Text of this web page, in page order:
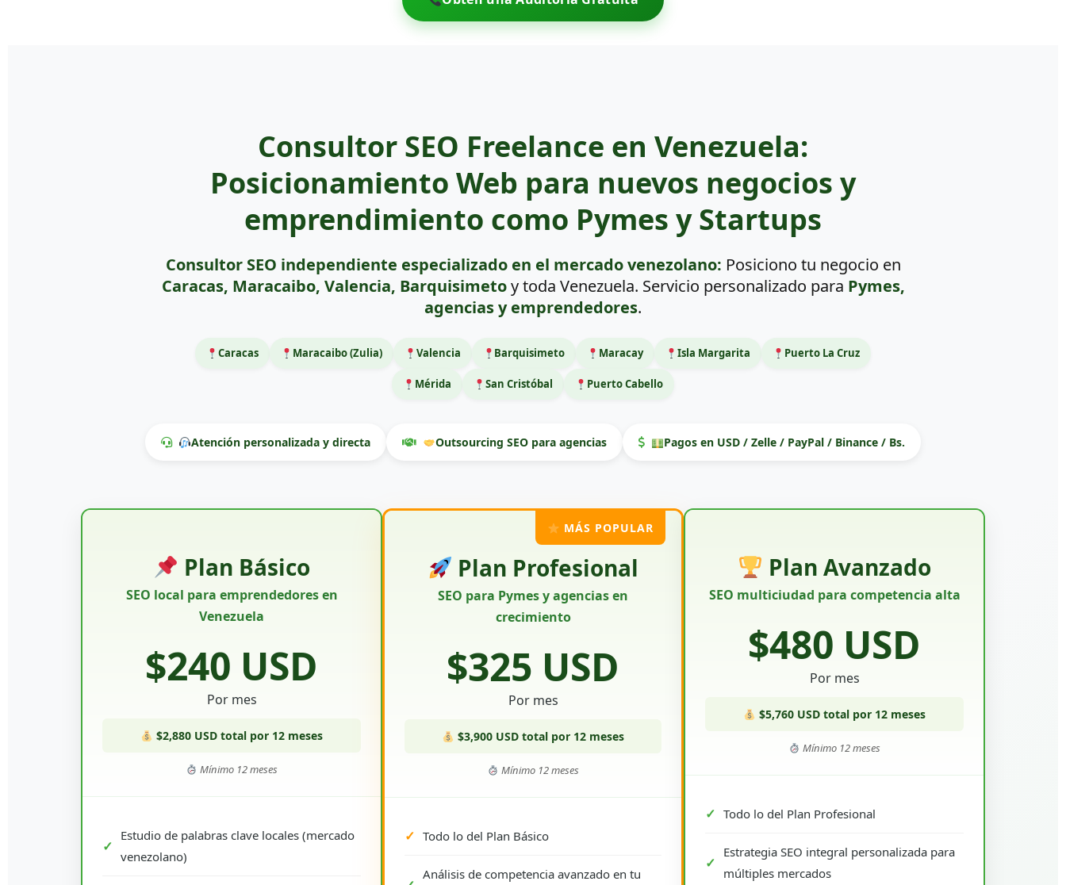
Consultor SEO Freelance en Venezuela:
Posicionamiento Web para nuevos negocios y
emprendimiento como Pymes y Startups
Consultor SEO independiente especializado en el mercado venezolano: Posiciono tu negocio en
Caracas, Maracaibo, Valencia, Barquisimetoy toda Venezuela. Servicio personalizado para Pymes,
agencias y emprendedores.
Caracas Maracaibo (Zulia) Valencia Barquisimeto Maracay Isla Margarita Puerto La Cruz
Mérida San Cristóbal Puerto Cabello
Atención personalizada y directa Outsourcing SEO para agencias Pagos en USD / Zelle / PayPal / Binance / Bs.
Plan Básico
SEO local para emprendedores en
Venezuela
$240 USD
Por mes
$2,880 USD total por 12 meses
Mínimo 12 meses
Estudio de palabras clave locales (mercado
venezolano)
MÁS POPULAR
Plan Profesional
SEO para Pymes y agencias en
crecimiento
$325 USD
Por mes
$3,900 USD total por 12 meses
Mínimo 12 meses
Todo lo del Plan Básico
Análisis de competencia avanzado en tu
Plan Avanzado
SEO multiciudad para competencia alta
$480 USD
Por mes
$5,760 USD total por 12 meses
Mínimo 12 meses
Todo lo del Plan Profesional
Estrategia SEO integral personalizada para
múltiples mercados